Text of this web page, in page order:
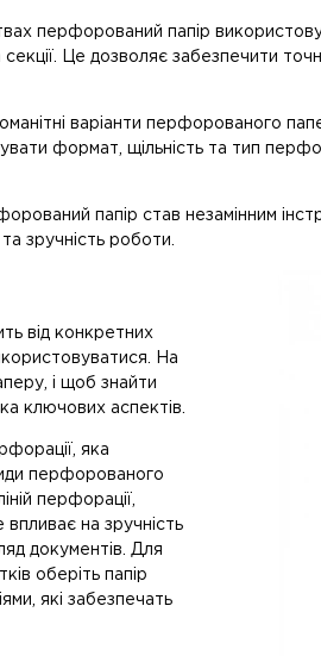
перфорований папір
Це дозволяє забезпечити
варіанти перфорованого
формат, щільність та тип
папір став незамінним
зручність роботи.
від конкретних
На
і щоб знайти
ключових аспектів.
яка
перфорованого
перфорації,
на зручність
документів. Для
оберіть папір
які забезпечать